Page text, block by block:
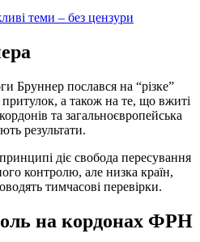
теми – без цензури
Бруннер послався на “різке”
притулок, а також на те, що вжиті
та загальноєвропейська
результати.
діє свобода пересування
контролю, але низка країн,
тимчасові перевірки.
на кордонах ФРН